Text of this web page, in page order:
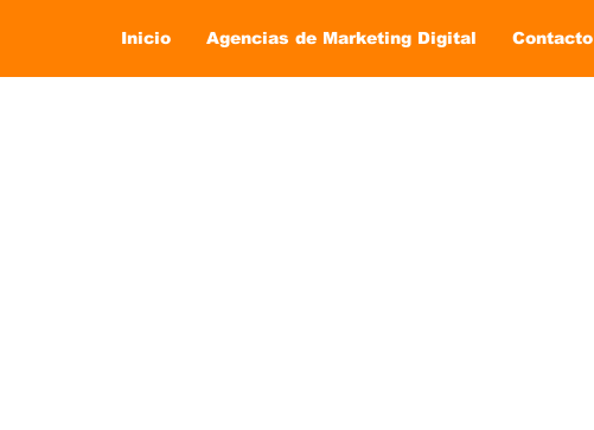
Inicio Agencias de Marketing Digital Contacto